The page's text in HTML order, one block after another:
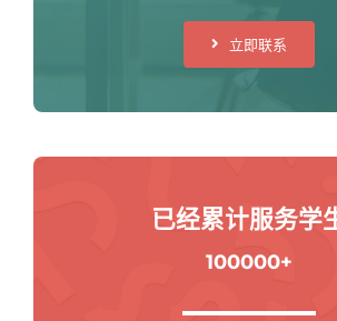
立即联系
已经累计服务学
100000+